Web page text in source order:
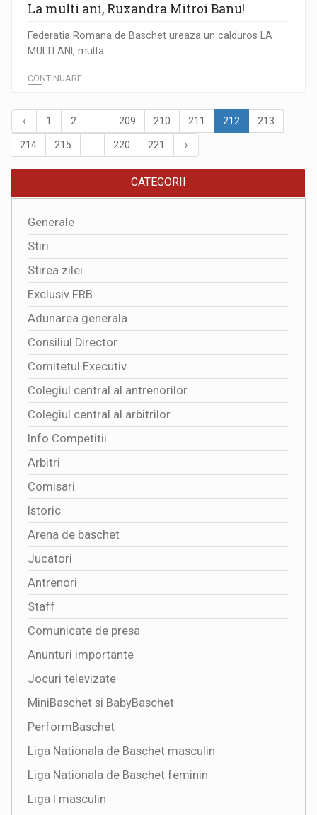
La multi ani, Ruxandra Mitroi Banu!
Federatia Romana de Baschet ureaza un calduros LA
MULTI ANI, multa...
CONTINUARE
‹ 1 2 209 210 211 212 213
214 215 220 221 ›
CATEGORII
Generale
Stiri
Stirea zilei
Exclusiv FRB
Adunarea generala
Consiliul Director
Comitetul Executiv
Colegiul central al antrenorilor
Colegiul central al arbitrilor
Info Competitii
Arbitri
Comisari
Istoric
Arena de baschet
Jucatori
Antrenori
Staff
Comunicate de presa
Anunturi importante
Jocuri televizate
MiniBaschet si BabyBaschet
PerformBaschet
Liga Nationala de Baschet masculin
Liga Nationala de Baschet feminin
Liga I masculin